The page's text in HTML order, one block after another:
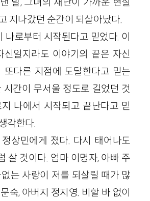
지나갔던 순간이 되살아났다.
나로부터 시작된다고 믿었다. 이
일지라도 이야기의 끝은 자신
또다른 지점에 도달한다고 믿는
시간이 무서울 정도로 길었던 것
나에서 시작되고 끝난다고 믿
각한다.
상민에게 졌다. 다시 태어나도
살 것이다. 엄마 이명자, 아빠 주
는 사랑이 저를 되살릴 때가 많
숙, 아버지 정지영. 비할 바 없이